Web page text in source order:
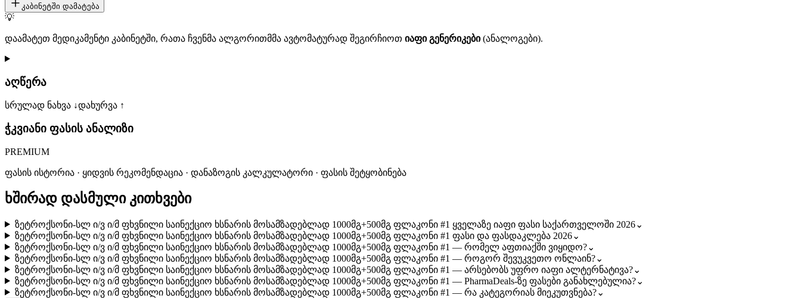
კაბინეტში დამატება
💡
დაამატეთ მედიკამენტი კაბინეტში, რათა ჩვენმა ალგორითმმა ავტომატურად შეგირჩიოთ იაფი გენერიკები(ანალოგები).
აღწერა
სრულად ნახვა ↓დახურვა ↑
ჭკვიანი ფასის ანალიზი
PREMIUM
ფასის ისტორია · ყიდვის რეკომენდაცია · დანაზოგის კალკულატორი · ფასის შეტყობინება
ხშირად დასმული კითხვები
ზეტროქსონი-სლ ი/ვ ი/მ ფხვნილი საინექციო ხსნარის მოსამზადებლად 1000მგ+500მგ ფლაკონი #1 ყველაზე იაფი ფასი საქართველოში 2026⌄
ზეტროქსონი-სლ ი/ვ ი/მ ფხვნილი საინექციო ხსნარის მოსამზადებლად 1000მგ+500მგ ფლაკონი #1 ფასი და ფასდაკლება 2026⌄
ზეტროქსონი-სლ ი/ვ ი/მ ფხვნილი საინექციო ხსნარის მოსამზადებლად 1000მგ+500მგ ფლაკონი #1 — რომელ აფთიაქში ვიყიდო?⌄
ზეტროქსონი-სლ ი/ვ ი/მ ფხვნილი საინექციო ხსნარის მოსამზადებლად 1000მგ+500მგ ფლაკონი #1 — როგორ შევუკვეთო ონლაინ?⌄
ზეტროქსონი-სლ ი/ვ ი/მ ფხვნილი საინექციო ხსნარის მოსამზადებლად 1000მგ+500მგ ფლაკონი #1 — არსებობს უფრო იაფი ალტერნატივა?⌄
ზეტროქსონი-სლ ი/ვ ი/მ ფხვნილი საინექციო ხსნარის მოსამზადებლად 1000მგ+500მგ ფლაკონი #1 — PharmaDeals-ზე ფასები განახლებულია?⌄
ზეტროქსონი-სლ ი/ვ ი/მ ფხვნილი საინექციო ხსნარის მოსამზადებლად 1000მგ+500მგ ფლაკონი #1 — რა კატეგორიას მიეკუთვნება?⌄